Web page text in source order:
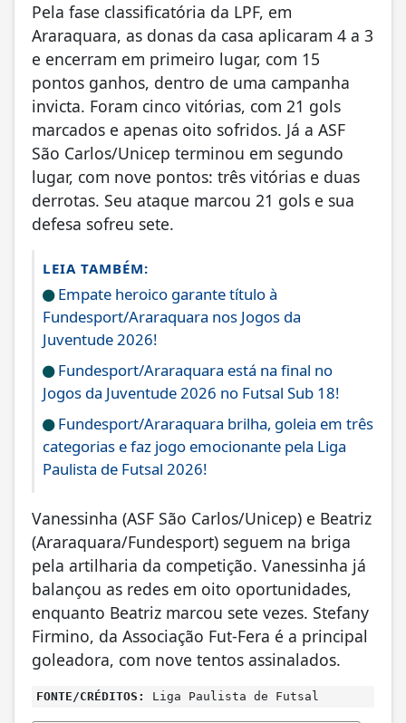
Pela fase classificatória da LPF, em
Araraquara, as donas da casa aplicaram 4 a 3
e encerram em primeiro lugar, com 15
pontos ganhos, dentro de uma campanha
invicta. Foram cinco vitórias, com 21 gols
marcados e apenas oito sofridos. Já a ASF
São Carlos/Unicep terminou em segundo
lugar, com nove pontos: três vitórias e duas
derrotas. Seu ataque marcou 21 gols e sua
defesa sofreu sete.
LEIA TAMBÉM:
Empate heroico garante título à
Fundesport/Araraquara nos Jogos da
Juventude 2026!
Fundesport/Araraquara está na final no
Jogos da Juventude 2026 no Futsal Sub 18!
Fundesport/Araraquara brilha, goleia em três
categorias e faz jogo emocionante pela Liga
Paulista de Futsal 2026!
Vanessinha (ASF São Carlos/Unicep) e Beatriz
(Araraquara/Fundesport) seguem na briga
pela artilharia da competição. Vanessinha já
balançou as redes em oito oportunidades,
enquanto Beatriz marcou sete vezes. Stefany
Firmino, da Associação Fut-Fera é a principal
goleadora, com nove tentos assinalados.
FONTE/CRÉDITOS: Liga Paulista de Futsal